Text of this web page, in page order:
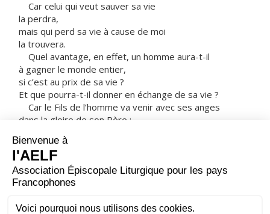
Car celui qui veut sauver sa vie
la perdra,
mais qui perd sa vie à cause de moi
la trouvera.
Quel avantage, en effet, un homme aura-t-il
à gagner le monde entier,
si c’est au prix de sa vie ?
Et que pourra-t-il donner en échange de sa vie ?
Car le Fils de l’homme va venir avec ses anges
dans la gloire de son Père ;
Amen, je vous le dis :
parmi ceux qui sont ici,
certains ne connaîtront pas la mort
avant d’avoir vu le Fils de l’homme
venir dans son Règne. »